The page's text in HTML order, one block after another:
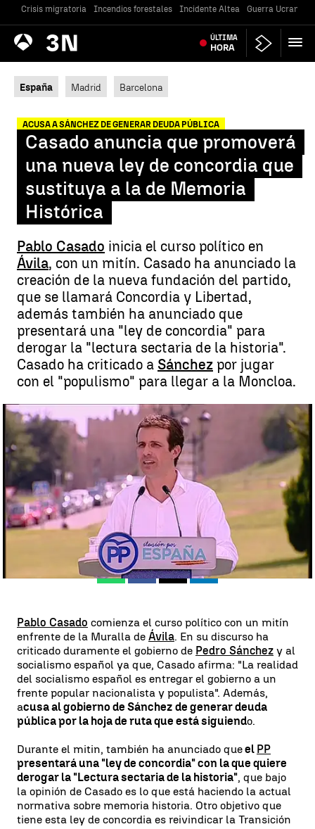
Crisis migratoria Incendios forestales Incidente Altea Guerra Ucrania
Antena
3 Noticias ÚLTIMA
HORA
España Madrid Barcelona
ACUSA A SÁNCHEZ DE GENERAR DEUDA PÚBLICA
Casado anuncia que promoverá
una nueva ley de concordia que
sustituya a la de Memoria
Histórica
Pablo Casado inicia el curso político en
Ávila, con un mitín. Casado ha anunciado la
creación de la nueva fundación del partido,
que se llamará Concordia y Libertad,
además también ha anunciado que
presentará una "ley de concordia" para
derogar la "lectura sectaria de la historia".
Casado ha criticado a Sánchez por jugar
con el "populismo" para llegar a la Moncloa.
Casado anuncia que promoverá una nueva ley de concordia que
sustituya a la de Memoria Histórica |
antena3.com
Antena 3 Noticias
Publicado: 02 de septiembre de 2018, 15:21
WhatsappFacebook
X Linkedin
Pablo Casado comienza el curso político con un mitín
enfrente de la Muralla de Ávila. En su discurso ha
criticado duramente el gobierno de Pedro Sánchez y al
socialismo español ya que, Casado afirma: "La realidad
del socialismo español es entregar el gobierno a un
frente popular nacionalista y populista". Además,
acusa al gobierno de Sánchez de generar deuda
pública por la hoja de ruta que está siguiendo.
Durante el mitin, también ha anunciado queel PP
presentará una "ley de concordia" con la que quiere
derogar la "Lectura sectaria de la historia", que bajo
la opinión de Casado es lo que está haciendo la actual
normativa sobre memoria historia. Otro objetivo que
tiene esta ley de concordia es reivindicar la Transición